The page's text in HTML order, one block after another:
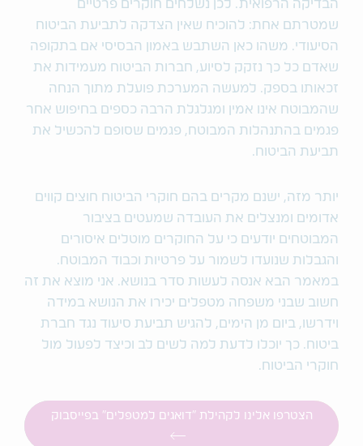
הבדיקה הרפואית. לכן נשלחים חוקרים פרטיים
שמטרתם אחת: להוכיח שאין הצדקה לתביעת הביטוח
הסיעודי. משהו כאן השתבש באמון הבסיסי אם בתקופה
שאדם כל כך נזקק לסיוע, חברות הביטוח מעמידות את
זכאותו בספק. למעשה המערכת פועלת מתוך הנחה
שהמבוטח אינו אמין ומגלגלת הרבה כספים בחיפוש אחר
פגמים בהתנהלות המבוטח, פגמים שסופם להכשיל את
תביעת הביטוח.
יותר מזה, ישנם מקרים בהם חוקרי הביטוח חוצים קווים
אדומים ומנצלים את העובדה שמעטים בציבור
המבוטחים יודעים כי על החוקרים מוטלים איסורים
והגבלות שנועדו לשמור על פרטיות וכבוד המבוטח.
במאמר הבא אנסה לעשות סדר בנושא. אני מוצא את זה
חשוב שבני משפחה מטפלים יכירו את הנושא במידה
וידרשו, ביום מן הימים, להגיש תביעת סיעוד נגד חברת
ביטוח. כך יוכלו לדעת למה לשים לב וכיצד לפעול מול
חוקרי הביטוח.
הצטרפו אלינו לקהילת "דואגים למטפלים" בפייסבוק